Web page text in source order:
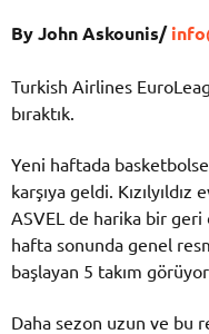
By John Askounis/
Turkish Airlines
bıraktık.
Yeni haftada
karşıya geldi. Kızılyıldız
ASVEL de harika bir geri
hafta sonunda genel
başlayan 5 takım
Daha sezon uzun ve bu